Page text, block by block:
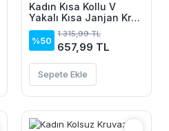
Kadın Kısa Kollu V
Yakalı Kısa Janjan Krep
Elbise
%50
1.315,99 TL
657,99 TL
Sepete Ekle